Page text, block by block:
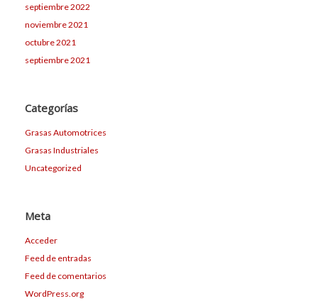
septiembre 2022
noviembre 2021
octubre 2021
septiembre 2021
Categorías
Grasas Automotrices
Grasas Industriales
Uncategorized
Meta
Acceder
Feed de entradas
Feed de comentarios
WordPress.org